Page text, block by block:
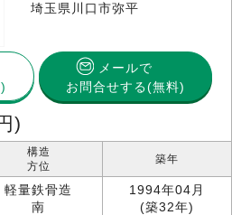
埼玉県川口市弥平
メールで
お問合せする(無料)
)
構造
方位
軽量鉄骨造
南
築年
1994年04月
(築32年)